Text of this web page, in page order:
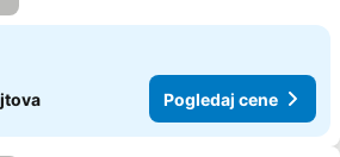
Pogledaj cene